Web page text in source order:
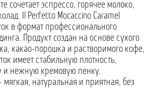
сочетает эспрессо, горячее молоко,
Il Perfetto Mocaccino Caramel
в формат профессионального
Продукт создан на основе сухого
какао-порошка и растворимого кофе,
имеет стабильную плотность,
и нежную кремовую пенку.
натуральная и приятная, без